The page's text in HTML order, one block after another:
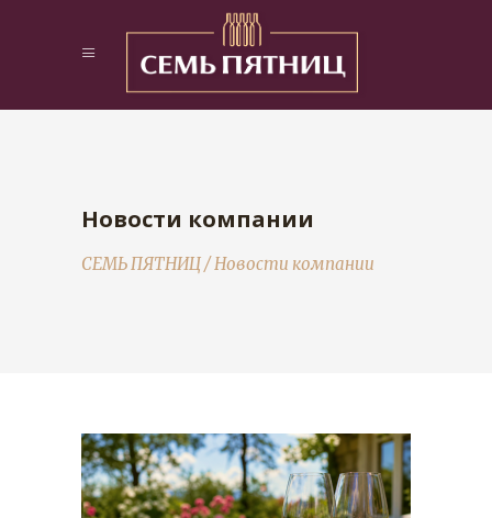
Новости компании
СЕМЬ ПЯТНИЦ/Новости компании